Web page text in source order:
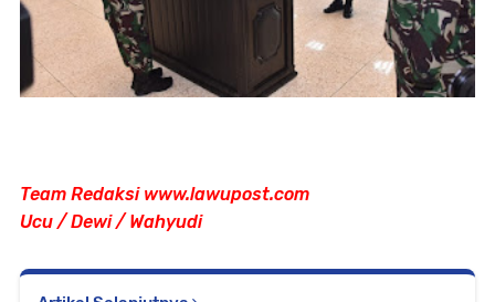
Team Redaksi www.lawupost.com
Ucu / Dewi / Wahyudi